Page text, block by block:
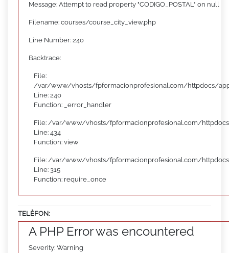
Message: Attempt to read property "CODIGO_POSTAL" on null
Filename: courses/course_city_view.php
Line Number: 240
Backtrace:
File:
/var/www/vhosts/fpformacionprofesional.com/httpdocs/
Line: 240
Function: _error_handler
File: /var/www/vhosts/fpformacionprofesional.com/
Line: 434
Function: view
File: /var/www/vhosts/fpformacionprofesional.com/
Line: 315
Function: require_once
TELÈFON:
A PHP Error was encountered
Severity: Warning